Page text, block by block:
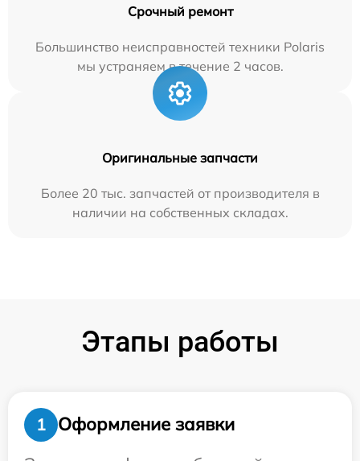
Срочный ремонт
Большинство неисправностей техники Polaris
мы устраняем в течение 2 часов.
Оригинальные запчасти
Более 20 тыс. запчастей от производителя в
наличии на собственных складах.
Этапы работы
1
Оформление заявки